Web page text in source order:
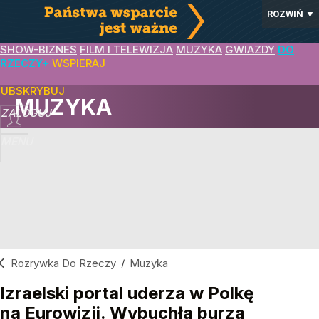
ROZWIŃ ▼
SHOW-BIZNES FILM I TELEWIZJA MUZYKA GWIAZDY DO
RZECZY+ WSPIERAJ
ZALOGUJ
MUZYKA
Rozrywka Do Rzeczy / Muzyka
Izraelski portal uderza w Polkę
na Eurowizji. Wybuchła burza